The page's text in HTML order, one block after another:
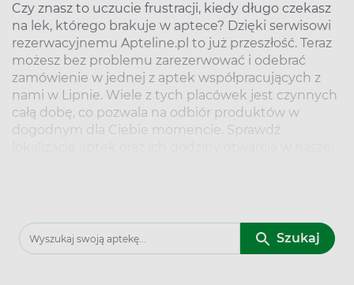
Czy znasz to uczucie frustracji, kiedy długo czekasz
na lek, którego brakuje w aptece? Dzięki serwisowi
rezerwacyjnemu Apteline.pl to już przeszłość. Teraz
możesz bez problemu zarezerwować i odebrać
zamówienie w jednej z aptek współpracujących z
nami w Lipnie. Wiele z tych placówek jest czynnych
całą dobę, co pozwala na odbiór produktów w
dogodnym dla Ciebie momencie. Sprawdź
Kto ma lek? Lokalizacje aptek w Lipnie,
w których zrealizujesz zamówienie z
Apteline
Szukaj